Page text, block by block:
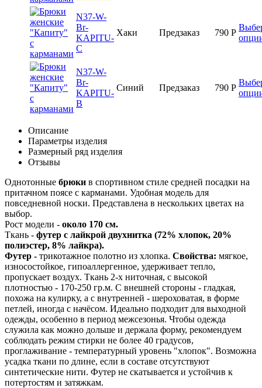
N37-W-
Br-
KAPITU-
C
Хаки Предзаказ 790 Р
N37-W-
Br-
KAPITU-
B
Синий Предзаказ 790 Р
Описание
Параметры изделия
Размерный ряд изделия
Отзывы
Однотонные брюки в спортивном стиле средней посадки на
притачном поясе с карманами. Удобная модель для
повседневной носки. Представлена в нескольких цветах на
выбор.
Рост модели - около 170 см.
Ткань - футер с лайкрой двухнитка (72% хлопок, 20%
полиэстер, 8% лайкра).
Футер - трикотажное полотно из хлопка. Свойства: мягкое,
износостойкое, гипоаллергенное, удерживает тепло,
пропускает воздух. Ткань 2-х ниточная, с высокой
плотностью - 170-250 гр.м. С внешней стороны - гладкая,
похожа на кулирку, а с внутренней - шероховатая, в форме
петлей, иногда с начёсом. Идеально подходит для выходной
одежды, особенно в период межсезонья. Чтобы одежда
служила как можно дольше и держала форму, рекомендуем
соблюдать режим стирки не более 40 градусов,
проглаживание - температурный уровень "хлопок". Возможна
усадка ткани по длине, если в составе отсутствуют
синтетические нити. Футер не скатывается и устойчив к
потертостям и затяжкам.